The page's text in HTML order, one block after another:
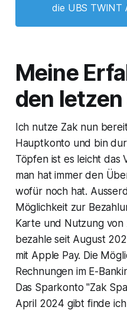
die UBS TWINT
Meine
den
Ich nutze Zak nun
Hauptkonto und bin
Töpfen ist es leicht das
man hat immer den
wofür noch hat.
Möglichkeit zur
Karte und Nutzung von
bezahle seit August
mit Apple Pay. Die
Rechnungen im E-
Das Sparkonto "Zak
April 2024 gibt finde